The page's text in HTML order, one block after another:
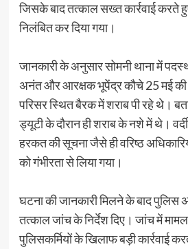
जिसके बाद तत्काल सख्त कार्रवाई करते
निलंबित कर दिया गया।
जानकारी के अनुसार सोमनी थाना में
अनंत और आरक्षक भूपेंद्र कौचे 25 मई की
परिसर स्थित बैरक में शराब पी रहे थे।
ड्यूटी के दौरान ही शराब के नशे में थे।
हरकत की सूचना जैसे ही वरिष्ठ
को गंभीरता से लिया गया।
घटना की जानकारी मिलने के बाद पुलिस
तत्काल जांच के निर्देश दिए। जांच में
पुलिसकर्मियों के खिलाफ बड़ी कार्रवाई